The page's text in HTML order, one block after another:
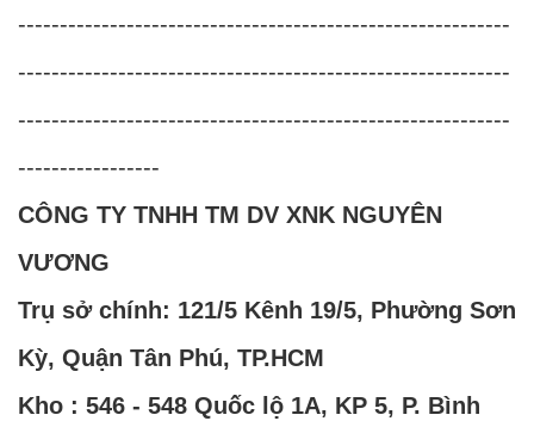
-----------------------------------------------------------
-----------------------------------------------------------
-----------------------------------------------------------
-----------------
CÔNG TY TNHH TM DV XNK NGUYÊN
VƯƠNG
Trụ sở chính: 121/5 Kênh 19/5, Phường Sơn
Kỳ, Quận Tân Phú, TP.HCM
Kho : 546 - 548 Quốc lộ 1A, KP 5, P. Bình